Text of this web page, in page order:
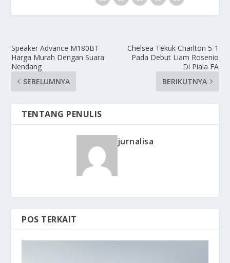
Speaker Advance M180BT
Harga Murah Dengan Suara
Nendang
SEBELUMNYA
Chelsea Tekuk Charlton 5-1
Pada Debut Liam Rosenio
Di Piala FA
BERIKUTNYA
TENTANG PENULIS
jurnalisa
POS TERKAIT